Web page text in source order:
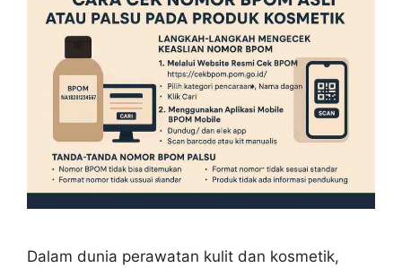
Dalam dunia perawatan kulit dan kosmetik,